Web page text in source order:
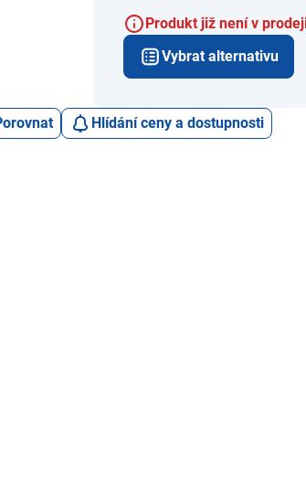
Produkt již není v
Vybrat alternativu
Hlídání ceny a dostupnosti